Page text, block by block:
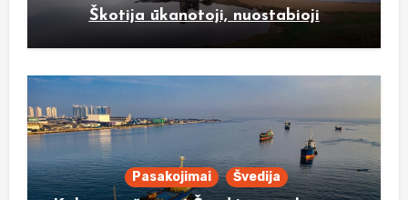
Škotija ūkanotoji, nuostabioji
Pasakojimai Švedija